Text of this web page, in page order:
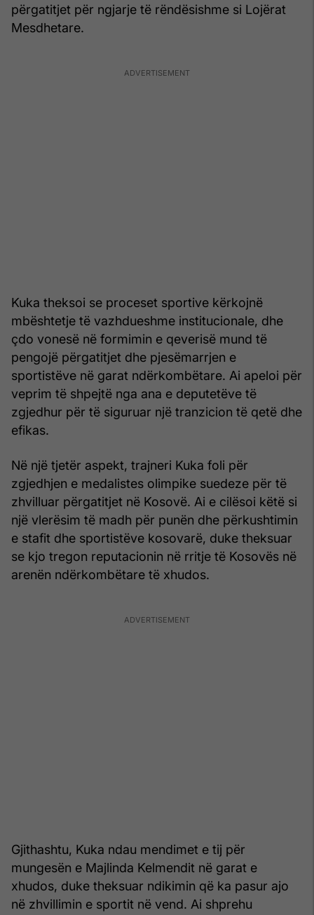
përgatitjet për ngjarje të rëndësishme si Lojërat
Mesdhetare.
Kuka theksoi se proceset sportive kërkojnë
mbështetje të vazhdueshme institucionale, dhe
çdo vonesë në formimin e qeverisë mund të
pengojë përgatitjet dhe pjesëmarrjen e
sportistëve në garat ndërkombëtare. Ai apeloi për
veprim të shpejtë nga ana e deputetëve të
zgjedhur për të siguruar një tranzicion të qetë dhe
efikas.
Në një tjetër aspekt, trajneri Kuka foli për
zgjedhjen e medalistes olimpike suedeze për të
zhvilluar përgatitjet në Kosovë. Ai e cilësoi këtë si
një vlerësim të madh për punën dhe përkushtimin
e stafit dhe sportistëve kosovarë, duke theksuar
se kjo tregon reputacionin në rritje të Kosovës në
arenën ndërkombëtare të xhudos.
Gjithashtu, Kuka ndau mendimet e tij për
mungesën e Majlinda Kelmendit në garat e
xhudos, duke theksuar ndikimin që ka pasur ajo
në zhvillimin e sportit në vend. Ai shprehu